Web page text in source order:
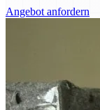
Angebot anfordern